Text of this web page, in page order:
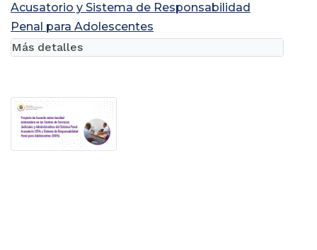
Acusatorio y Sistema de Responsabilidad
Penal para Adolescentes
Más detalles